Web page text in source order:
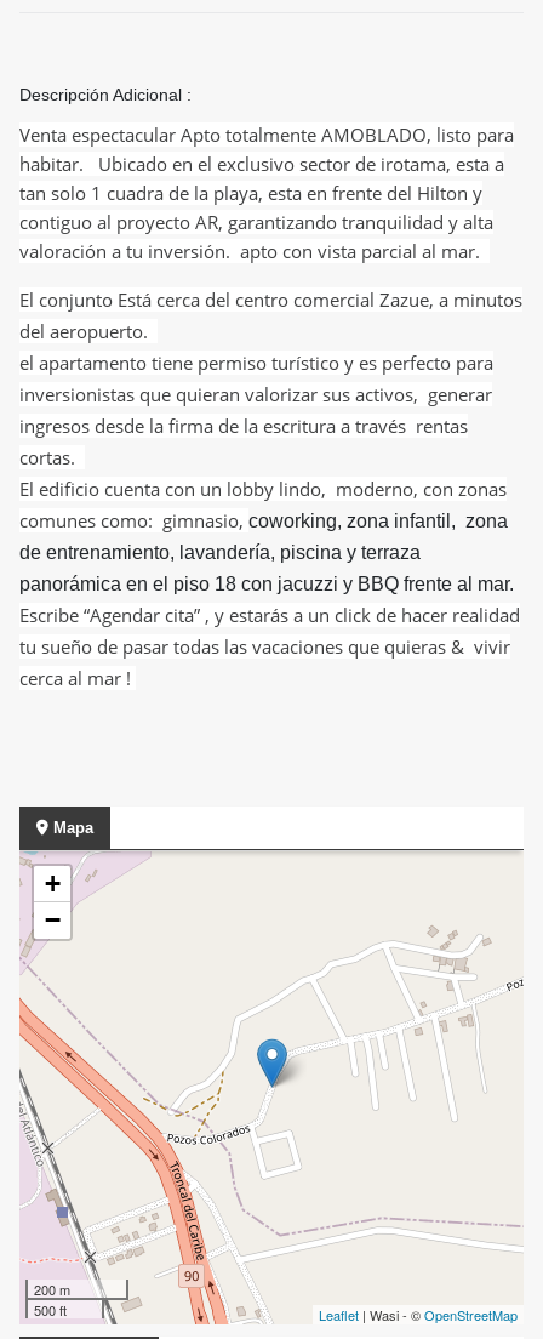
Descripción Adicional :
Venta espectacular Apto totalmente AMOBLADO, listo para
habitar. Ubicado en el exclusivo sector de irotama, esta a
tan solo 1 cuadra de la playa, esta en frente del Hilton y
contiguo al proyecto AR, garantizando tranquilidad y alta
valoración a tu inversión. apto con vista parcial al mar.
El conjunto Está cerca del centro comercial Zazue, a minutos
del aeropuerto.
el apartamento tiene permiso turístico y es perfecto para
inversionistas que quieran valorizar sus activos, generar
ingresos desde la firma de la escritura a través rentas
cortas.
El edificio cuenta con un lobby lindo, moderno, con zonas
comunes como: gimnasio, coworking, zona infantil, zona
de entrenamiento, lavandería, piscina y terraza
panorámica en el piso 18 con jacuzzi y BBQ frente al mar.
Escribe “Agendar cita” , y estarás a un click de hacer realidad
tu sueño de pasar todas las vacaciones que quieras & vivir
cerca al mar !
Mapa
+
−
200 m
500 ft
Leaflet | Wasi - ©OpenStreetMap